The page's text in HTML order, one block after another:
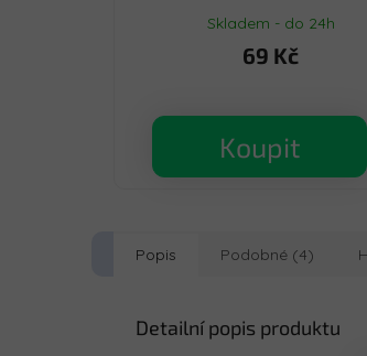
Skladem - do 24h
69 Kč
Koupit
Popis Podobné (4)
Detailní popis produktu